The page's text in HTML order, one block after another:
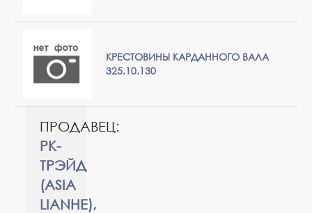
КРЕСТОВИНЫ КАРДАННОГО ВАЛА
325.10.130
ПРОДАВЕЦ:
РК-
ТРЭЙД
(ASIA
LIANHE),